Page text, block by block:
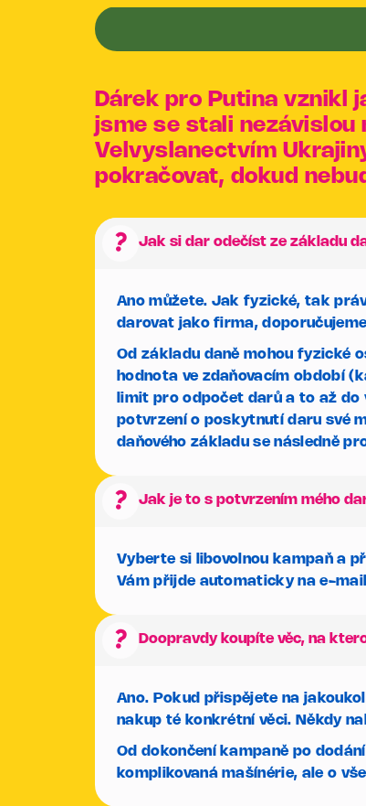
Dárek pro Putina vznikl
jsme se stali nezávislou
Velvyslanectvím
pokračovat, dokud
question_mark Jak si dar odečíst ze základu
Ano můžete. Jak fyzické, tak
darovat jako firma,
Od základu daně mohou fyzické
hodnota ve zdaňovacím období
limit pro odpočet darů a to až do
potvrzení o poskytnutí daru své
daňového základu se následně
question_mark Jak je to s potvrzením mého
Vyberte si libovolnou kampaň a
Vám přijde automaticky na e-
question_mark Doopravdy koupíte věc, na
Ano. Pokud přispějete na
nakup té konkrétní věci. Někdy
Od dokončení kampaně po
komplikovaná mašínérie, ale o